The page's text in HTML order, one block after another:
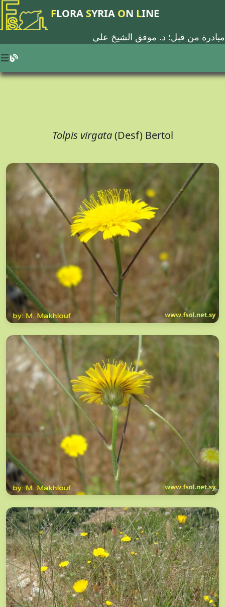
FLORA SYRIA ON LINE
مبادرة من قبل: د. موفق الشيخ علي
Tolpis virgata(Desf) Bertol